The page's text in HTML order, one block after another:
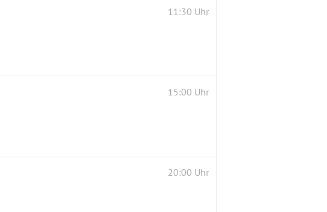
11:30 Uhr
15:00 Uhr
20:00 Uhr